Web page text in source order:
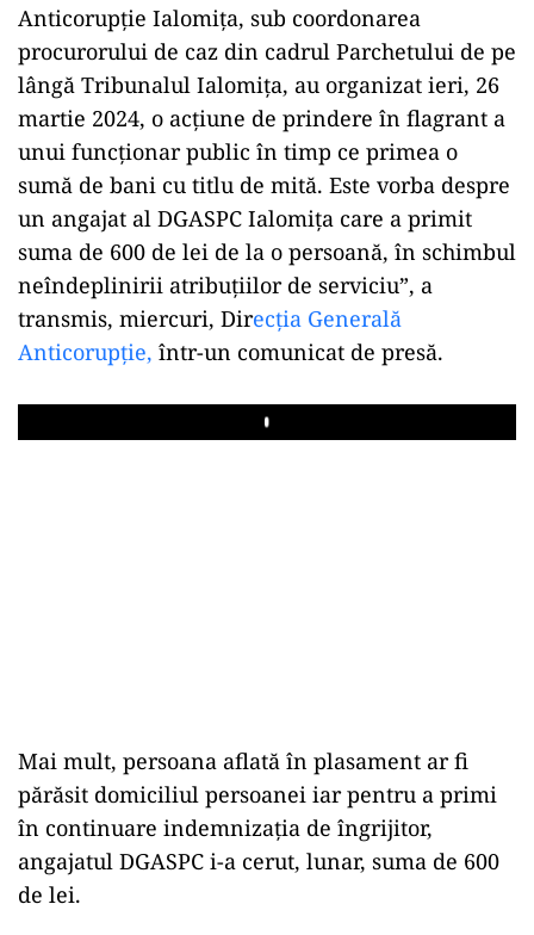
Anticorupţie Ialomiţa, sub coordonarea
procurorului de caz din cadrul Parchetului de pe
lângă Tribunalul Ialomiţa, au organizat ieri, 26
martie 2024, o acţiune de prindere în flagrant a
unui funcţionar public în timp ce primea o
sumă de bani cu titlu de mită. Este vorba despre
un angajat al DGASPC Ialomiţa care a primit
suma de 600 de lei de la o persoană, în schimbul
neîndeplinirii atribuţiilor de serviciu”, a
transmis, miercuri, Direcţia Generală
Anticorupţie, într-un comunicat de presă.
Play
Mai mult, persoana aflată în plasament ar fi
părăsit domiciliul persoanei iar pentru a primi
în continuare indemnizaţia de îngrijitor,
angajatul DGASPC i-a cerut, lunar, suma de 600
de lei.